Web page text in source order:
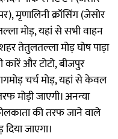
मृणालिनी क्रॉसिंग (जेसोर
मोड़, यहां से सभी वाहन
तेतुलतल्ला मोड़ घोष पाड़ा
और टोटो, बीजपुर
चर्च मोड़, यहां से केवल
मोड़ी जाएगी। अनन्या
की तरफ जाने वाले
जाएगा।